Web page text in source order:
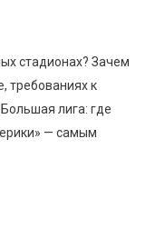
стадионах? Зачем
требованиях к
лига: где
— самым